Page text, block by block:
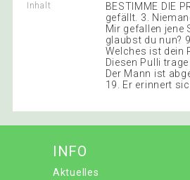
Inhalt
BESTIMME DIE
gefällt. 3.
Mir gefallen jene
glaubst du nun?
Welches ist dein
Diesen Pulli
Der Mann ist
19. Er erinnert
INFO
Aktuelles